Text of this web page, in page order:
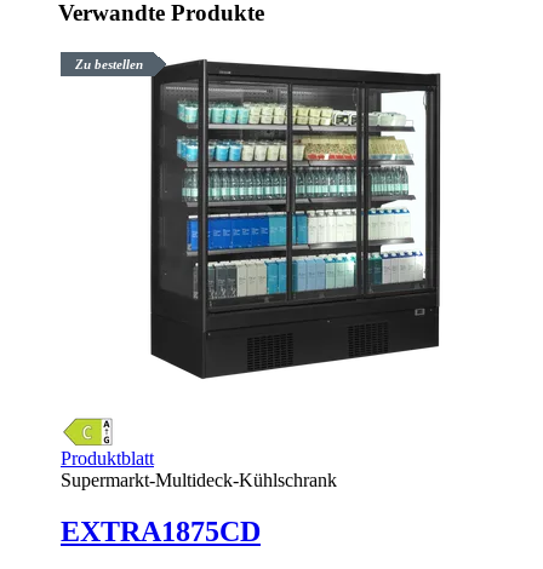
Verwandte Produkte
Zu bestellen
Produktblatt
Supermarkt-Multideck-Kühlschrank
EXTRA1875CD